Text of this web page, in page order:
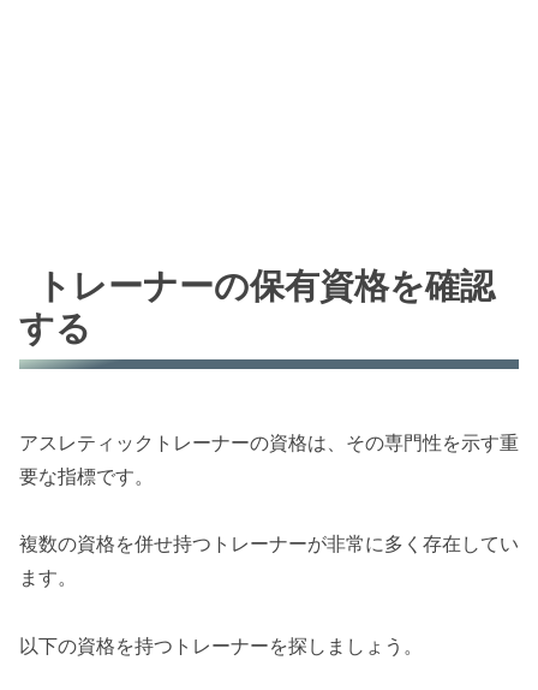
トレーナーの保有資格を確認
する
アスレティックトレーナーの資格は、その専門性を示す重
要な指標です。
複数の資格を併せ持つトレーナーが非常に多く存在してい
ます。
以下の資格を持つトレーナーを探しましょう。